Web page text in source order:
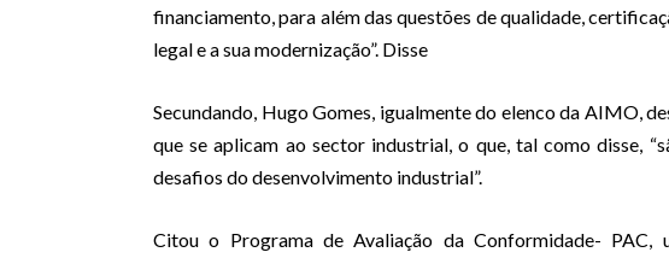
financiamento, para além das questões de qualidade,
legal e a sua modernização”. Disse
Secundando, Hugo Gomes, igualmente do elenco da AIMO,
que se aplicam ao sector industrial, o que, tal como disse,
desafios do desenvolvimento industrial”.
Citou o Programa de Avaliação da Conformidade- PAC,